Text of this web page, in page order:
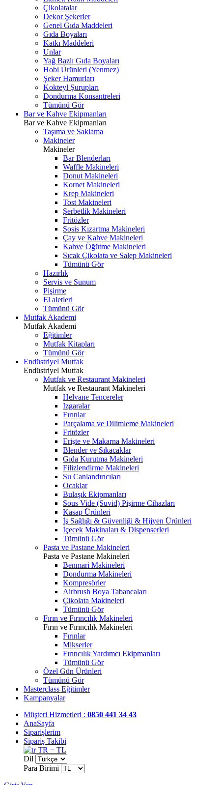
Çikolatalar
Dekor Şekerler
Genel Gıda Maddeleri
Gıda Boyaları
Katkı Maddeleri
Unlar
Yağ Bazlı Gıda Boyaları
Hobi Ürünleri (Yenmez)
Şeker Hamurları
Kokteyl Şurupları
Dondurma Konsantreleri
Tümünü Gör
Bar ve Kahve Ekipmanları
Bar ve Kahve Ekipmanları
Taşıma ve Saklama
Makineler
Makineler
Bar Blenderları
Waffle Makineleri
Donut Makineleri
Kornet Makineleri
Krep Makineleri
Tost Makineleri
Şerbetlik Makineleri
Fritözler
Sosis Kızartma Makineleri
Çay ve Kahve Makineleri
Kahve Öğütme Makineleri
Sıcak Çikolata ve Salep Makineleri
Tümünü Gör
Hazırlık
Servis ve Sunum
Pişirme
El aletleri
Tümünü Gör
Mutfak Akademi
Mutfak Akademi
Eğitimler
Mutfak Kitapları
Tümünü Gör
Endüstriyel Mutfak
Endüstriyel Mutfak
Mutfak ve Restaurant Makineleri
Mutfak ve Restaurant Makineleri
Helvane Tencereler
Izgaralar
Fırınlar
Parçalama ve Dilimleme Makineleri
Fritözler
Erişte ve Makarna Makineleri
Blender ve Sıkacaklar
Gıda Kurutma Makineleri
Filizlendirme Makineleri
Su Canlandırıcıları
Ocaklar
Bulaşık Ekipmanları
Sous Vide (Suvid) Pişirme Cihazları
Kasap Ürünleri
İş Sağlığı & Güvenliği & Hijyen Ürünleri
İçecek Makinaları & Dispenserleri
Tümünü Gör
Pasta ve Pastane Makineleri
Pasta ve Pastane Makineleri
Benmari Makineleri
Dondurma Makineleri
Kompresörler
Airbrush Boya Tabancaları
Çikolata Makineleri
Tümünü Gör
Fırın ve Fırıncılık Makineleri
Fırın ve Fırıncılık Makineleri
Fırınlar
Mikserler
Fırıncılık Yardımcı Ekipmanları
Tümünü Gör
Özel Gün Ürünleri
Tümünü Gör
Masterclass Eğitimler
Kampanyalar
Müşteri Hizmetleri : 0850 441 34 43
AnaSayfa
Siparişlerim
Sipariş Takibi
TR − TL
Dil
Para Birimi